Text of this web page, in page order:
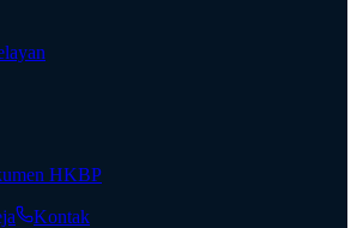
HKBP
Kontak